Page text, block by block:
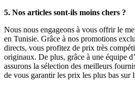
5. Nos articles sont-ils moins chers ?
Nous nous engageons à vous offrir le
en Tunisie. Grâce à nos promotions
directs, vous profitez de prix très
originaux. De plus, grâce à une équipe
assurons la sélection des meilleurs
de vous garantir les prix les plus bas sur